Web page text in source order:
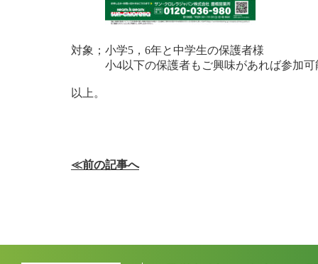
対象；小学5，6年と中学生の保護者様
小4以下の保護者もご興味があれば参加可
以上。
≪前の記事へ